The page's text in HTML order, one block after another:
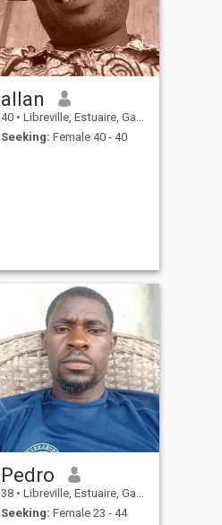
allan
40 • Libreville, Estuaire, Gabon
Seeking: Female 40 - 40
Pedro
38 • Libreville, Estuaire, Gabon
Seeking: Female 23 - 44